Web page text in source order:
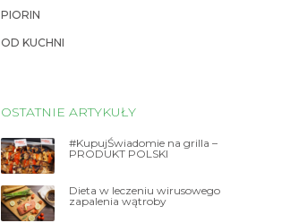
PIORIN
OD KUCHNI
OSTATNIE ARTYKUŁY
#KupujŚwiadomie na grilla –
PRODUKT POLSKI
Dieta w leczeniu wirusowego
zapalenia wątroby